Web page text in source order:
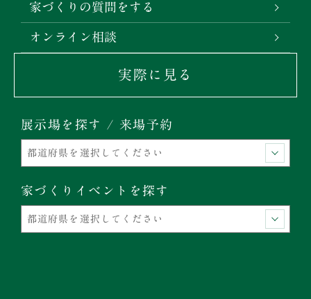
家づくりの質問をする
オンライン相談
実際に見る
展示場を探す / 来場予約
家づくりイベントを探す